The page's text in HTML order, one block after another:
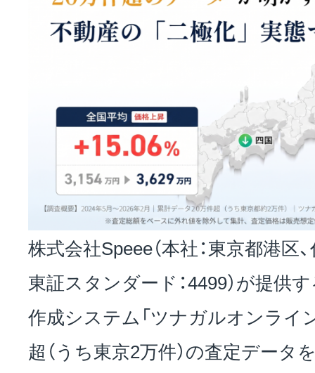
株式会社Speee（本社：東京都港区
東証スタンダード：4499）が提供
作成システム「ツナガルオンライ
超（うち東京2万件）の査定データ